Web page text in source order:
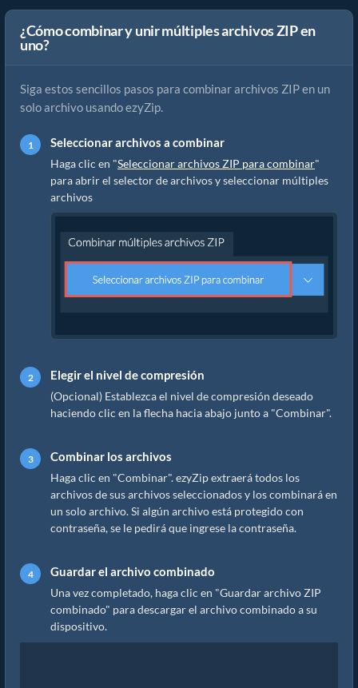
¿Cómo combinar y unir múltiples archivos ZIP en
uno?
Siga estos sencillos pasos para combinar archivos ZIP en un
solo archivo usando ezyZip.
Seleccionar archivos a combinar
Haga clic en "Seleccionar archivos ZIP para combinar"
para abrir el selector de archivos y seleccionar múltiples
archivos
Elegir el nivel de compresión
(Opcional) Establezca el nivel de compresión deseado
haciendo clic en la flecha hacia abajo junto a "Combinar".
Combinar los archivos
Haga clic en "Combinar". ezyZip extraerá todos los
archivos de sus archivos seleccionados y los combinará en
un solo archivo. Si algún archivo está protegido con
contraseña, se le pedirá que ingrese la contraseña.
Guardar el archivo combinado
Una vez completado, haga clic en "Guardar archivo ZIP
combinado" para descargar el archivo combinado a su
dispositivo.